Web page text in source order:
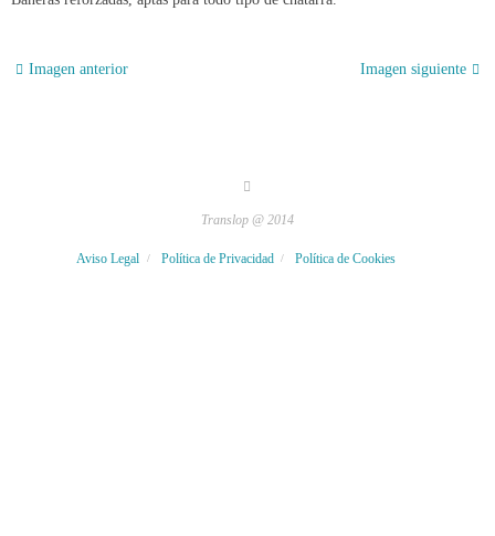
Imagen anterior Imagen siguiente
Translop @ 2014
Aviso Legal Política de Privacidad Política de Cookies